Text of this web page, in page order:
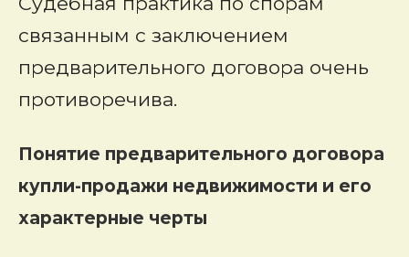
связанным с заключением
предварительного договора очень
противоречива.
Понятие предварительного договора
купли-продажи недвижимости и его
характерные черты